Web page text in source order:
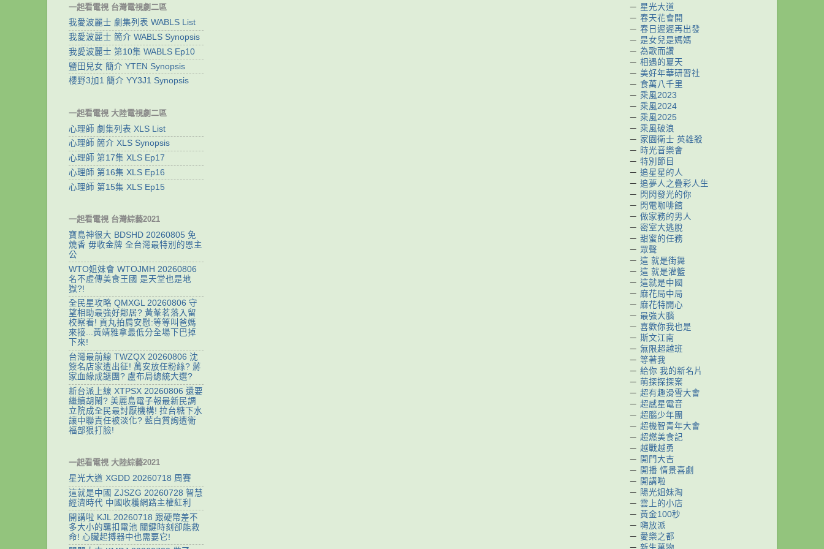
一起看電視 台灣電視劇二區
我愛波麗士 劇集列表 WABLS List
我愛波麗士 簡介 WABLS Synopsis
我愛波麗士 第10集 WABLS Ep10
鹽田兒女 簡介 YTEN Synopsis
櫻野3加1 簡介 YY3J1 Synopsis
一起看電視 大陸電視劇二區
心理師 劇集列表 XLS List
心理師 簡介 XLS Synopsis
心理師 第17集 XLS Ep17
心理師 第16集 XLS Ep16
心理師 第15集 XLS Ep15
一起看電視 台灣綜藝2021
寶島神很大 BDSHD 20260805 免
燒香 毋收金牌 全台灣最特別的恩主
公
WTO姐妹會 WTOJMH 20260806
名不虛傳美食王國 是天堂也是地
獄?!
全民星攻略 QMXGL 20260806 守
望相助最強好鄰居? 黃莑茗落入留
校察看! 貢丸拍肩安慰:等等叫爸媽
來接...黃靖雅拿最低分全場下巴掉
下來!
台灣最前線 TWZQX 20260806 沈
簽名店家遭出征! 萬安放任粉絲? 蔣
家血緣成謎團? 盧布局總統大選?
新台派上線 XTPSX 20260806 還要
繼續胡鬧? 美麗島電子報最新民調
立院成全民最討厭機構! 拉台糖下水
讓中聯責任被淡化? 藍白質詢遭衛
福部狠打臉!
一起看電視 大陸綜藝2021
星光大道 XGDD 20260718 周賽
這就是中國 ZJSZG 20260728 智慧
經濟時代 中國收穫網路主權紅利
開講啦 KJL 20260718 跟硬幣差不
多大小的羈扣電池 關鍵時刻卻能救
命! 心臟起搏器中也需要它!
－ 星光大道
－ 春天花會開
－ 春日遲遲再出發
－ 是女兒是媽媽
－ 為歌而讚
－ 相遇的夏天
－ 美好年華研習社
－ 食萬八千里
－ 乘風2023
－ 乘風2024
－ 乘風2025
－ 乘風破浪
－ 家園衛士 英雄殺
－ 時光音樂會
－ 特別節目
－ 追星星的人
－ 追夢人之疊彩人生
－ 閃閃發光的你
－ 閃電咖啡館
－ 做家務的男人
－ 密室大逃脫
－ 甜蜜的任務
－ 眾聲
－ 這 就是街舞
－ 這 就是灌籃
－ 這就是中國
－ 麻花局中局
－ 麻花特開心
－ 最強大腦
－ 喜歡你我也是
－ 斯文江南
－ 無限超越班
－ 等著我
－ 給你 我的新名片
－ 萌探探探案
－ 超有趣滑雪大會
－ 超感星電音
－ 超腦少年團
－ 超機智青年大會
－ 超燃美食記
－ 越戰越勇
－ 開門大吉
－ 開播 情景喜劇
－ 開講啦
－ 陽光姐妹淘
－ 雲上的小店
－ 黃金100秒
－ 嗨放派
－ 愛樂之都